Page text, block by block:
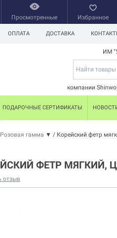
Просмотренные Избранное
ОПЛАТА ДОСТАВКА
ИМ
компании
ПОДАРОЧНЫЕ СЕРТИФИКАТЫ
Розовая гамма ▼ / Корейский фетр
ФЕТР МЯГКИЙ,
отзыв